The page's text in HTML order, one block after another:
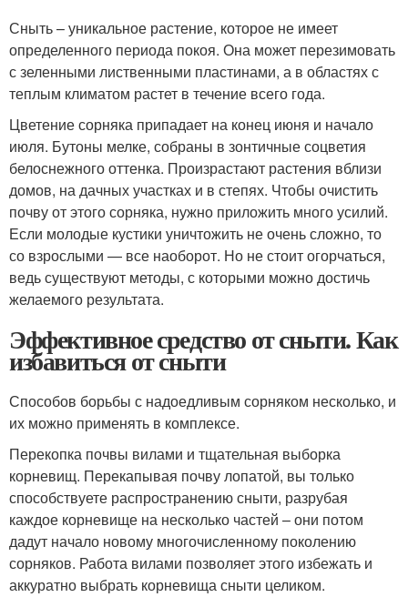
Сныть – уникальное растение, которое не имеет
определенного периода покоя. Она может перезимовать
с зеленными лиственными пластинами, а в областях с
теплым климатом растет в течение всего года.
Цветение сорняка припадает на конец июня и начало
июля. Бутоны мелке, собраны в зонтичные соцветия
белоснежного оттенка. Произрастают растения вблизи
домов, на дачных участках и в степях. Чтобы очистить
почву от этого сорняка, нужно приложить много усилий.
Если молодые кустики уничтожить не очень сложно, то
со взрослыми — все наоборот. Но не стоит огорчаться,
ведь существуют методы, с которыми можно достичь
желаемого результата.
Эффективное средство от сныти. Как
избавиться от сныти
Способов борьбы с надоедливым сорняком несколько, и
их можно применять в комплексе.
Перекопка почвы вилами и тщательная выборка
корневищ. Перекапывая почву лопатой, вы только
способствуете распространению сныти, разрубая
каждое корневище на несколько частей – они потом
дадут начало новому многочисленному поколению
сорняков. Работа вилами позволяет этого избежать и
аккуратно выбрать корневища сныти целиком.